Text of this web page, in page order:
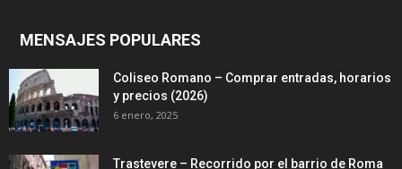
MENSAJES POPULARES
Coliseo Romano – Comprar entradas, horarios
y precios (2026)
6 enero, 2025
Trastevere – Recorrido por el barrio de Roma